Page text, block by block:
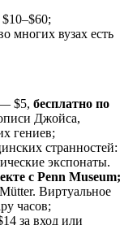
многих вузах есть
$5, бесплатно по
Джойса,
гениев;
странностей:
экспонаты.
с Penn Museum;
Виртуальное
часов;
за вход или